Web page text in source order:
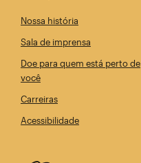
Nossa história
Sala de imprensa
Doe para quem está perto de
você
Carreiras
Acessibilidade